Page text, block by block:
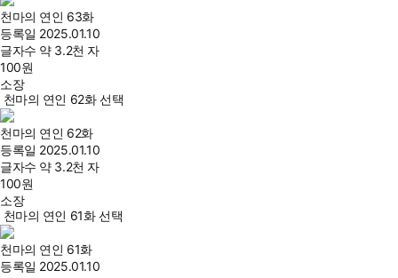
천마의 연인 63화
등록일 2025.01.10
글자수 약 3.2천 자
100원
소장
천마의 연인 62화 선택
천마의 연인 62화
등록일 2025.01.10
글자수 약 3.2천 자
100원
소장
천마의 연인 61화 선택
천마의 연인 61화
등록일 2025.01.10